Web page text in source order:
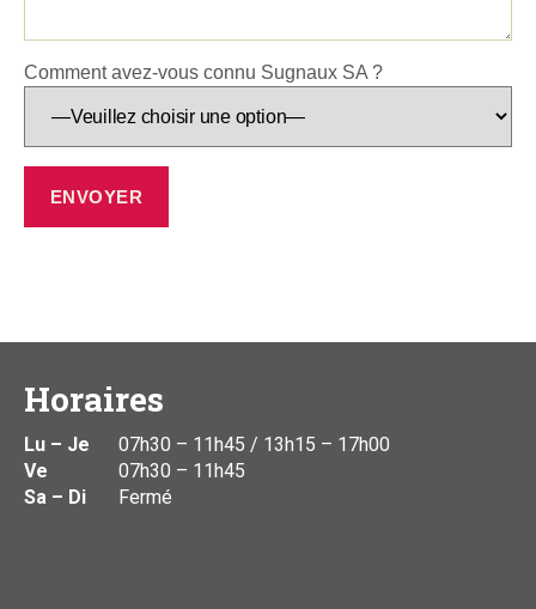
Comment avez-vous connu Sugnaux SA ?
Horaires
Lu – Je
07h30 – 11h45 / 13h15 – 17h00
Ve
07h30 – 11h45
Sa – Di
Fermé